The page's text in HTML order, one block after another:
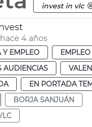
invest in vlc
4 años
Y EMPLEO
EMPLEO
AUDIENCIAS
EN PORTADA
BORJA SANJUÁN